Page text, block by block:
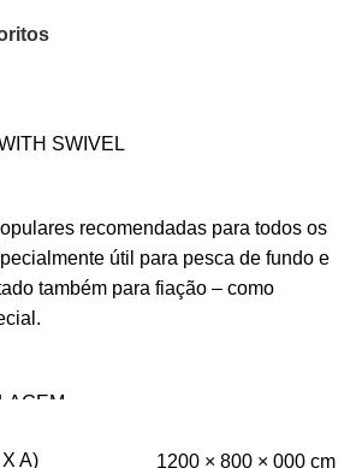
SWIVEL
recomendadas para todos os
útil para pesca de fundo e
também para fiação – como
A) 1200 × 800 × 000 cm